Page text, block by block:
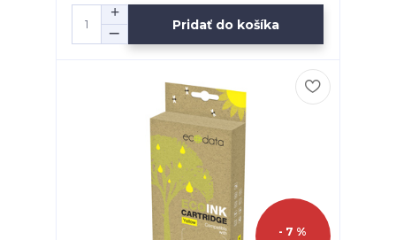
Pridať do košíka
- 7 %